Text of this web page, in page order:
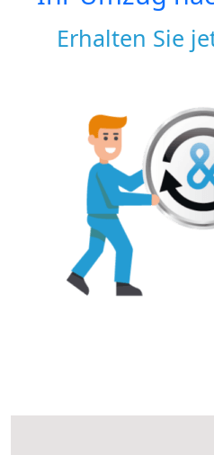
Erhalten Sie